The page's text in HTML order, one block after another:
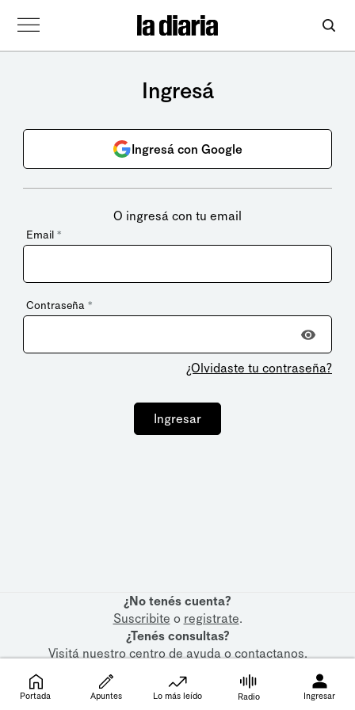
Ingresá
Ingresá con Google
O ingresá con tu email
Email *
Contraseña *
¿Olvidaste tu contraseña?
Ingresar
¿No tenés cuenta?
Suscribite o registrate.
¿Tenés consultas?
Visitá nuestrocentro de ayudaocontactanos.
Portada Apuntes Lo más leído Radio Ingresar